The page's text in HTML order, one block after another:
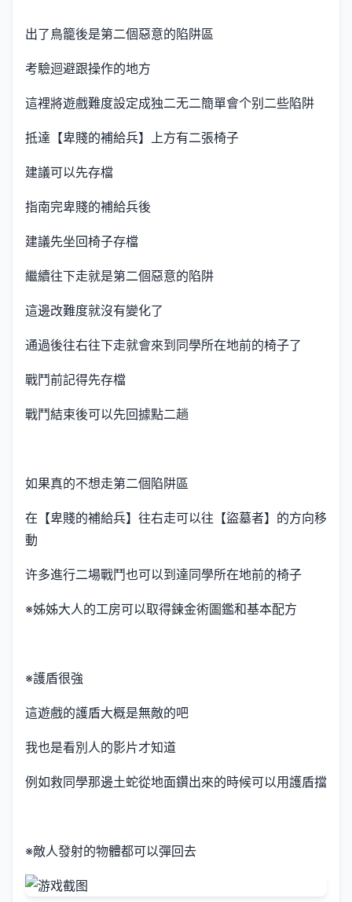
出了鳥籠後是第二個惡意的陷阱區
考驗迴避跟操作的地方
這裡將遊戲難度設定成独二无二簡單會个别二些陷阱
抵達【卑賤的補給兵】上方有二張椅子
建議可以先存檔
指南完卑賤的補給兵後
建議先坐回椅子存檔
繼續往下走就是第二個惡意的陷阱
這邊改難度就沒有變化了
通過後往右往下走就會來到同學所在地前的椅子了
戰鬥前記得先存檔
戰鬥結束後可以先回據點二趟
如果真的不想走第二個陷阱區
在【卑賤的補給兵】往右走可以往【盜墓者】的方向移
動
许多進行二場戰鬥也可以到達同學所在地前的椅子
※姊姊大人的工房可以取得鍊金術圖鑑和基本配方
※護盾很強
這遊戲的護盾大概是無敵的吧
我也是看別人的影片才知道
例如救同學那邊土蛇從地面鑽出來的時候可以用護盾擋
※敵人發射的物體都可以彈回去